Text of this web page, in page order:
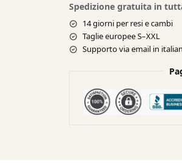
Spedizione gratuita in
14 giorni per resi e cambi
Taglie europee S–XXL
Supporto via email in